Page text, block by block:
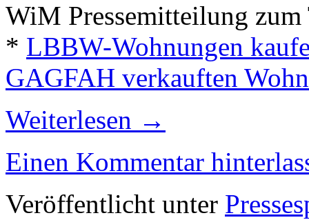
WiM Pressemitteilung zum
* LBBW-Wohnungen
GAGFAH verkauften
Weiterlesen →
Einen Kommentar
Veröffentlicht unter